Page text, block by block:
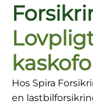
Hos Spira
en